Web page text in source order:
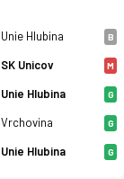
Unie Hlubina B
SK Unicov M
Unie Hlubina G
Vrchovina G
Unie Hlubina G